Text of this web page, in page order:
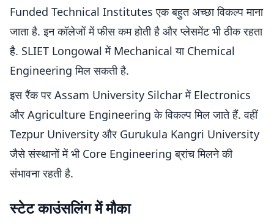
Funded Technical Institutes एक बहुत अच्छा विकल्प माना
जाता है. इन कॉलेजों में फीस कम होती है और प्लेसमेंट भी ठीक रहता
है. SLIET Longowal में Mechanical या Chemical
Engineering मिल सकती है.
इस रैंक पर Assam University Silchar में Electronics
और Agriculture Engineering के विकल्प मिल जाते हैं. वहीं
Tezpur University और Gurukula Kangri University
जैसे संस्थानों में भी Core Engineering ब्रांच मिलने की
संभावना रहती है.
स्टेट काउंसलिंग में मौका